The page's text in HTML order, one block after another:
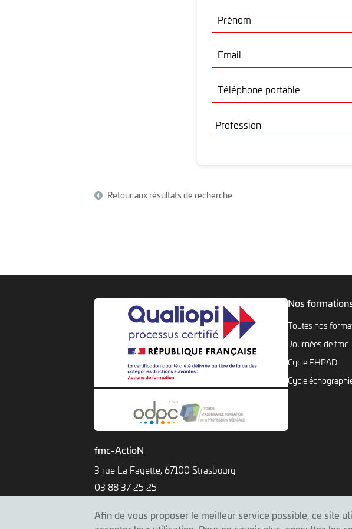
Prénom
Email
Téléphone portable
Retour aux résultats de recherche
fmc-ActioN
3 rue La Fayette, 67100 Strasbourg
03 88 37 25 25
Nos
Toutes nos
Journées de
Cycle EHPAD
Cycle
Afin de vous proposer le meilleur service possible, ce site